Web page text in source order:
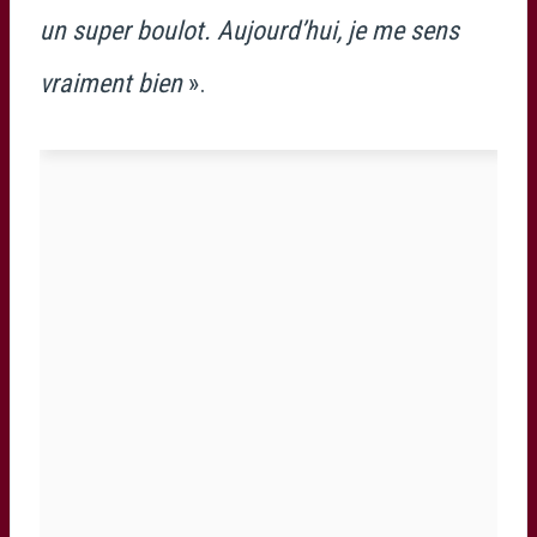
un super boulot. Aujourd’hui, je me sens
vraiment bien».